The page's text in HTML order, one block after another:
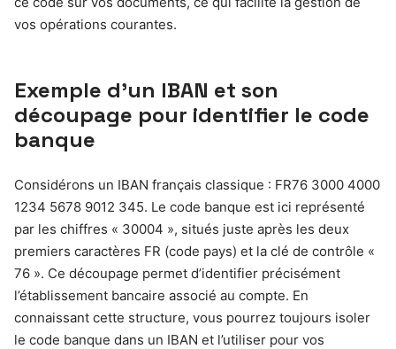
vos opérations courantes.
Exemple d’un IBAN et son
découpage pour identifier le code
banque
Considérons un IBAN français classique : FR76 3000 4000
1234 5678 9012 345. Le code banque est ici représenté
par les chiffres « 30004 », situés juste après les deux
premiers caractères FR (code pays) et la clé de contrôle «
76 ». Ce découpage permet d’identifier précisément
l’établissement bancaire associé au compte. En
connaissant cette structure, vous pourrez toujours isoler
le code banque dans un IBAN et l’utiliser pour vos